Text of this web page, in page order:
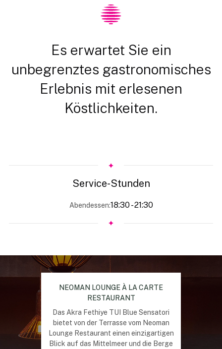
Es erwartet Sie ein
unbegrenztes gastronomisches
Erlebnis mit erlesenen
Köstlichkeiten.
Service-Stunden
Abendessen:18:30 - 21:30
NEOMAN LOUNGE À LA CARTE
RESTAURANT
Das Akra Fethiye TUI Blue Sensatori
bietet von der Terrasse vom Neoman
Lounge Restaurant einen einzigartigen
Blick auf das Mittelmeer und die Berge